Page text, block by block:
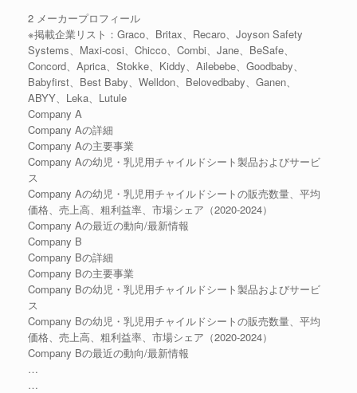
2 メーカープロフィール
※掲載企業リスト：Graco、Britax、Recaro、Joyson Safety
Systems、Maxi-cosi、Chicco、Combi、Jane、BeSafe、
Concord、Aprica、Stokke、Kiddy、Ailebebe、Goodbaby、
Babyfirst、Best Baby、Welldon、Belovedbaby、Ganen、
ABYY、Leka、Lutule
Company A
Company Aの詳細
Company Aの主要事業
Company Aの幼児・乳児用チャイルドシート製品およびサービ
ス
Company Aの幼児・乳児用チャイルドシートの販売数量、平均
価格、売上高、粗利益率、市場シェア（2020-2024）
Company Aの最近の動向/最新情報
Company B
Company Bの詳細
Company Bの主要事業
Company Bの幼児・乳児用チャイルドシート製品およびサービ
ス
Company Bの幼児・乳児用チャイルドシートの販売数量、平均
価格、売上高、粗利益率、市場シェア（2020-2024）
Company Bの最近の動向/最新情報
…
…